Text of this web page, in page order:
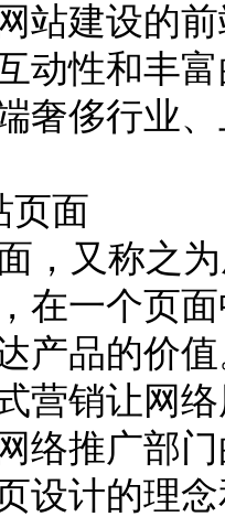
站建设的
动性和丰
奢侈行业
页面
，又称之
在一个页
产品的价
营销让网
络推广部
设计的理